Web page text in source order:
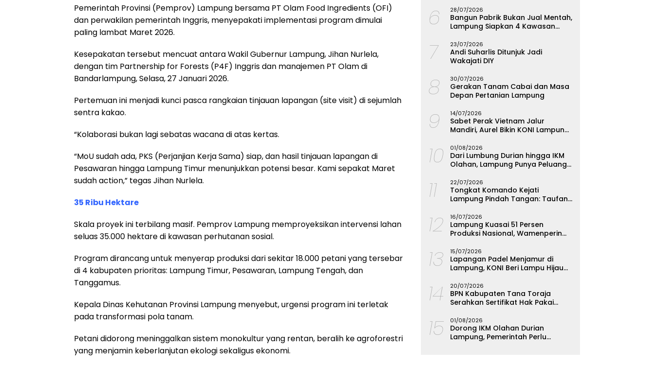
Pemerintah Provinsi (Pemprov) Lampung bersama PT Olam Food Ingredients (OFI)
dan perwakilan pemerintah Inggris, menyepakati implementasi program dimulai
paling lambat Maret 2026.
Kesepakatan tersebut mencuat antara Wakil Gubernur Lampung, Jihan Nurlela,
dengan tim Partnership for Forests (P4F) Inggris dan manajemen PT Olam di
Bandarlampung, Selasa, 27 Januari 2026.
Pertemuan ini menjadi kunci pasca rangkaian tinjauan lapangan (site visit) di sejumlah
sentra kakao.
“Kolaborasi bukan lagi sebatas wacana di atas kertas.
“MoU sudah ada, PKS (Perjanjian Kerja Sama) siap, dan hasil tinjauan lapangan di
Pesawaran hingga Lampung Timur menunjukkan potensi besar. Kami sepakat Maret
sudah action,” tegas Jihan Nurlela.
35 Ribu Hektare
Skala proyek ini terbilang masif. Pemprov Lampung memproyeksikan intervensi lahan
seluas 35.000 hektare di kawasan perhutanan sosial.
Program dirancang untuk menyerap produksi dari sekitar 18.000 petani yang tersebar
di 4 kabupaten prioritas: Lampung Timur, Pesawaran, Lampung Tengah, dan
Tanggamus.
Kepala Dinas Kehutanan Provinsi Lampung menyebut, urgensi program ini terletak
pada transformasi pola tanam.
Petani didorong meninggalkan sistem monokultur yang rentan, beralih ke agroforestri
yang menjamin keberlanjutan ekologi sekaligus ekonomi.
6 28/07/2026
Bangun Pabrik Bukan Jual Mentah,
Lampung Siapkan 4 Kawasan
7 23/07/2026
Andi Suharlis Ditunjuk Jadi
Wakajati DIY
8 30/07/2026
Gerakan Tanam Cabai dan Masa
Depan Pertanian Lampung
9 14/07/2026
Sabet Perak Vietnam Jalur
Mandiri, Aurel Bikin KONI Lampung
10 01/08/2026
Dari Lumbung Durian hingga IKM
Olahan, Lampung Punya Peluang
11 22/07/2026
Tongkat Komando Kejati
Lampung Pindah Tangan: Taufan
Wakajati
12 16/07/2026
Lampung Kuasai 51 Persen
Produksi Nasional, Wamenperin
Olahan Singkong
13 15/07/2026
Lapangan Padel Menjamur di
Lampung, KONI Beri Lampu Hijau
14 20/07/2026
BPN Kabupaten Tana Toraja
Serahkan Sertifikat Hak Pakai
15 01/08/2026
Dorong IKM Olahan Durian
Lampung, Pemerintah Perlu